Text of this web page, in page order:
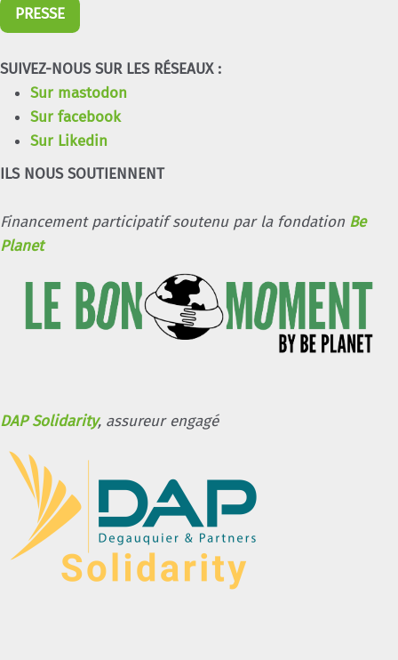
PRESSE
SUIVEZ-NOUS SUR LES RÉSEAUX :
Sur mastodon
Sur facebook
Sur Likedin
ILS NOUS SOUTIENNENT
Financement participatif soutenu par la fondation Be
Planet
DAP Solidarity, assureur engagé